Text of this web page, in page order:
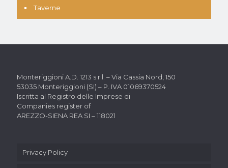
Taverne
Monteriggioni A.D. 1213 s.r.l. –Via Cassia Nord, 150
53035 Monteriggioni (SI) – P. IVA 01069370524
Iscritta al Registro delle Imprese di
Companies register of
AREZZO-SIENA REA SI – 118021
Privacy Policy